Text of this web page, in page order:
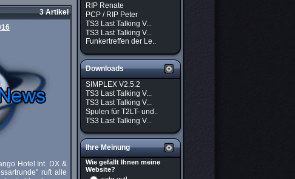
3 Artikel
Hotel Int. DX &
ruft alle
RIP Renate
PCP / RIP Peter
TS3 Last Talking V...
TS3 Last Talking V...
Funkertreffen der Le..
Downloads
SIMPLEX V2.5.2
TS3 Last Talking V...
TS3 Last Talking V...
Spulen für T2LT- und..
TS3 Last Talking V...
Ihre Meinung
Wie gefällt Ihnen meine
Website?